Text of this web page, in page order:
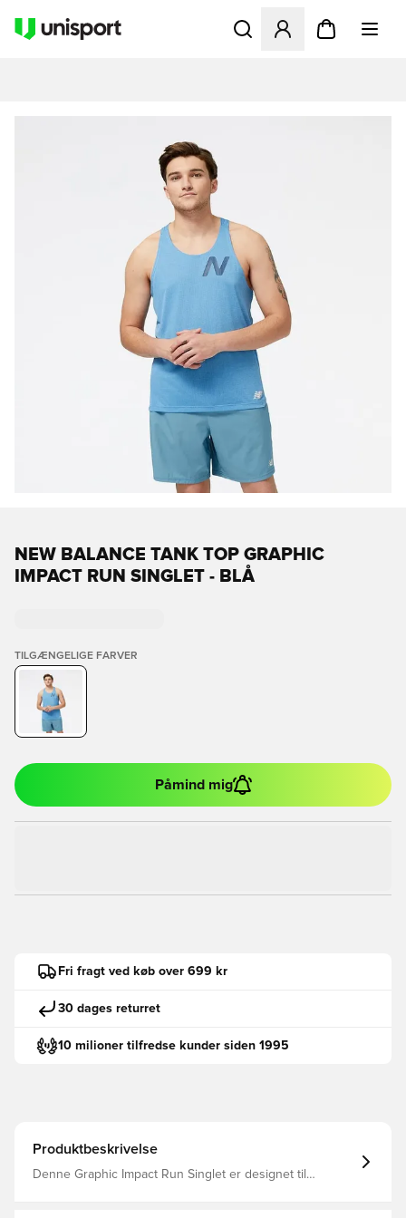
Åbner en Modal til at
NEW BALANCE TANK TOP GRAPHIC
IMPACT RUN SINGLET - BLÅ
TILGÆNGELIGE FARVER
Påmind mig
Fri fragt ved køb over 699 kr
30 dages returret
10 milioner tilfredse kunder siden 1995
Produktbeskrivelse
Denne Graphic Impact Run Singlet er designet til